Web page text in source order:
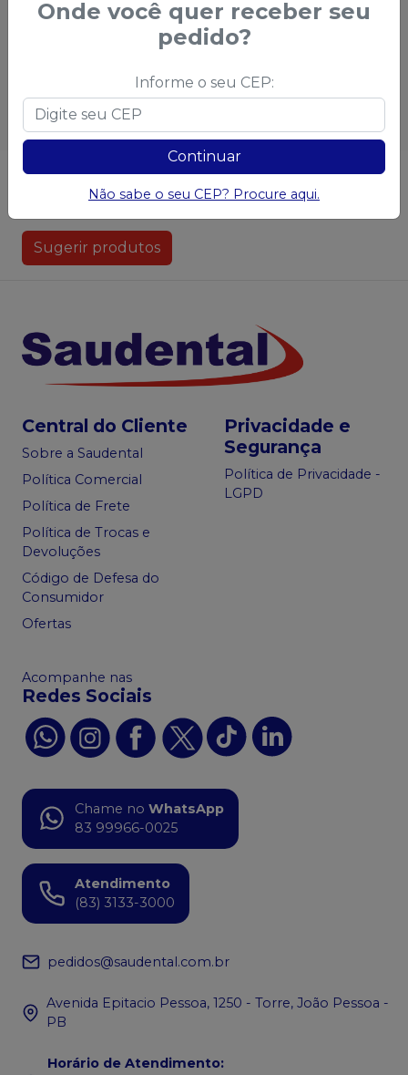
Qtd
Não achou algum produto? Sugira para a
Saudental
Sugerir produtos
Central do Cliente
Sobre a Saudental
Política Comercial
Política de Frete
Política de Trocas e
Devoluções
Código de Defesa do
Consumidor
Ofertas
Privacidade e
Segurança
Política de Privacidade -
LGPD
Acompanhe nas
Redes Sociais
Chame no WhatsApp
83 99966-0025
Atendimento
(83) 3133-3000
pedidos@saudental.com.br
Avenida Epitacio Pessoa, 1250 - Torre, João Pessoa -
PB
Horário de Atendimento:
Onde você quer receber seu
pedido?
Informe o seu CEP:
Continuar
Não sabe o seu CEP? Procure aqui.